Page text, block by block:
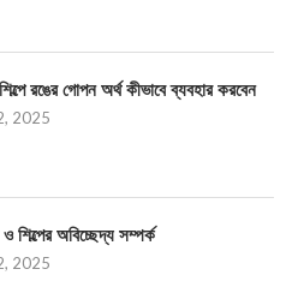
রঙের গোপন অর্থ কীভাবে ব্যবহার করবেন
2025
শিল্পের অবিচ্ছেদ্য সম্পর্ক
2025